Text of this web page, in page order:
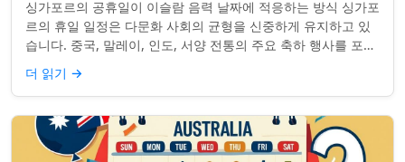
싱가포르의 공휴일이 이슬람 음력 날짜에 적응하는 방식 싱가포
르의 휴일 일정은 다문화 사회의 균형을 신중하게 유지하고 있
습니다. 중국, 말레이, 인도, 서양 전통의 주요 축하 행사를 포함
하여, 나라의 다양성을 반영합니...
더 읽기 →